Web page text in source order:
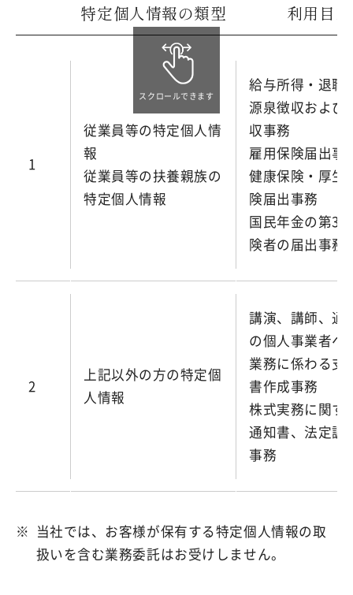
特定個人情報の類型 利用目的
1
従業員等の特定個人情
報
従業員等の扶養親族の
特定個人情報
給与所得・退職
源泉徴収および
収事務
雇用保険届出事
健康保険・厚生
険届出事務
国民年金の第3
険者の届出事務
2
上記以外の方の特定個
人情報
講演、講師、通
の個人事業者へ
業務に係わる支
書作成事務
株式実務に関す
通知書、法定調
事務
スクロールできます
※ 当社では、お客様が保有する特定個人情報の取
扱いを含む業務委託はお受けしません。